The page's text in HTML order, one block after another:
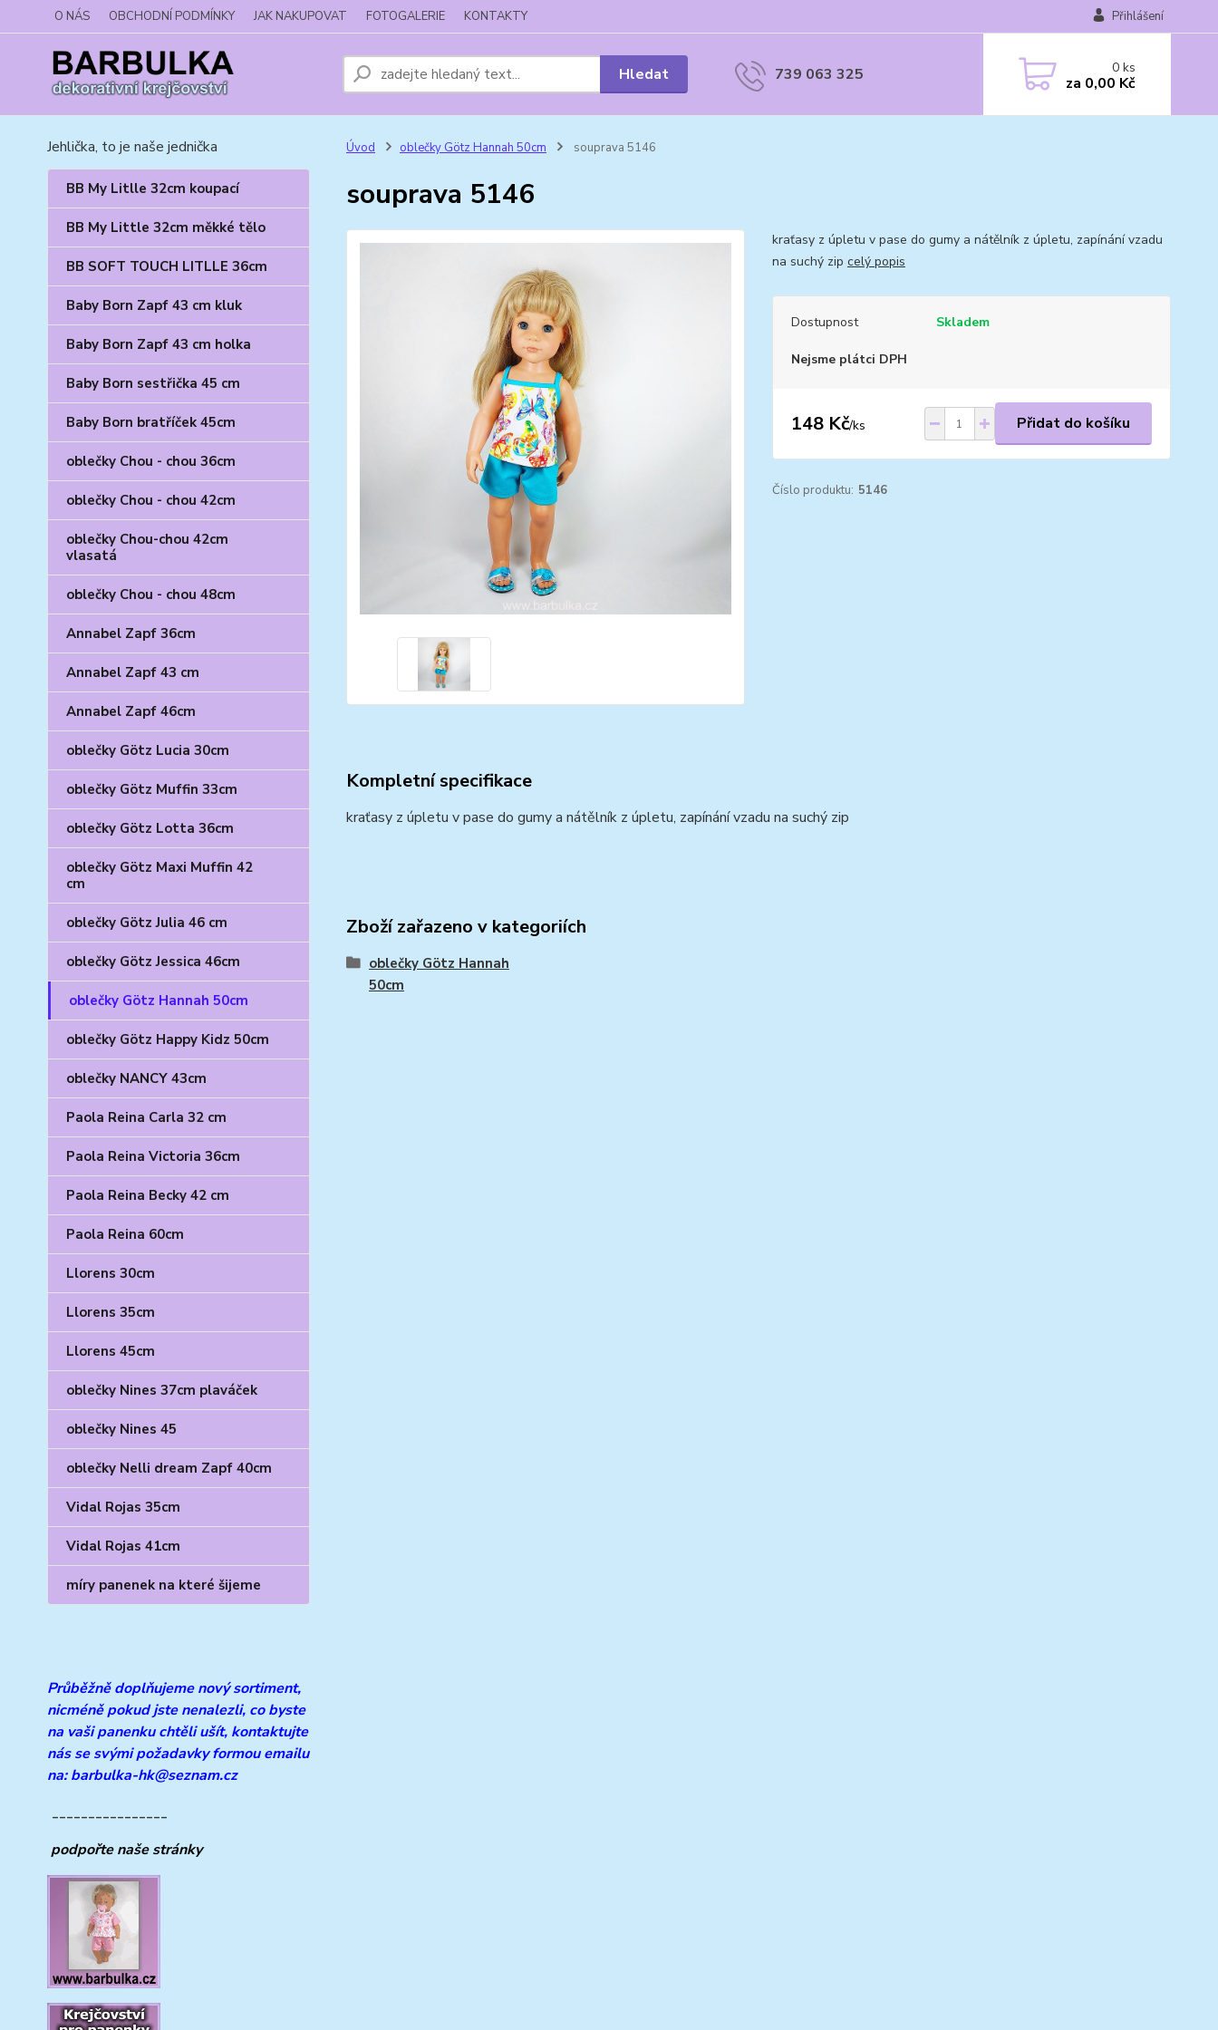
O NÁS OBCHODNÍ PODMÍNKY JAK NAKUPOVAT FOTOGALERIE KONTAKTY Přihlášení
Hledat 739 063 325 0ks
za 0,00 Kč
Jehlička, to je naše jednička
BB My Litlle 32cm koupací
BB My Little 32cm měkké tělo
BB SOFT TOUCH LITLLE 36cm
Baby Born Zapf 43 cm kluk
Baby Born Zapf 43 cm holka
Baby Born sestřička 45 cm
Baby Born bratříček 45cm
oblečky Chou - chou 36cm
oblečky Chou - chou 42cm
oblečky Chou-chou 42cm
vlasatá
oblečky Chou - chou 48cm
Annabel Zapf 36cm
Annabel Zapf 43 cm
Annabel Zapf 46cm
oblečky Götz Lucia 30cm
oblečky Götz Muffin 33cm
oblečky Götz Lotta 36cm
oblečky Götz Maxi Muffin 42
cm
oblečky Götz Julia 46 cm
oblečky Götz Jessica 46cm
oblečky Götz Hannah 50cm
oblečky Götz Happy Kidz 50cm
oblečky NANCY 43cm
Paola Reina Carla 32 cm
Paola Reina Victoria 36cm
Paola Reina Becky 42 cm
Paola Reina 60cm
Llorens 30cm
Llorens 35cm
Llorens 45cm
oblečky Nines 37cm plaváček
oblečky Nines 45
oblečky Nelli dream Zapf 40cm
Vidal Rojas 35cm
Vidal Rojas 41cm
míry panenek na které šijeme
Průběžně doplňujemenový sortiment,
nicméně pokud jste nenalezli, co byste
na vaši panenku chtěli ušít, kontaktujte
nás se svými požadavky formou emailu
na: barbulka-hk@seznam.cz
________________
podpořte naše stránky
Úvod oblečky Götz Hannah 50cm souprava 5146
souprava 5146
kraťasy z úpletu v pase do gumy a nátělník z úpletu, zapínání vzadu
na suchý zip celý popis
Dostupnost Skladem
Nejsme plátci DPH
148 Kč/ks Přidat do košíku
Číslo produktu: 5146
Kompletní specifikace
kraťasy z úpletu v pase do gumy a nátělník z úpletu, zapínání vzadu na suchý zip
Zboží zařazeno v kategoriích
oblečky Götz Hannah
50cm